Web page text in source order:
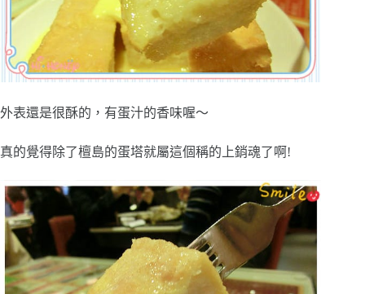
外表還是很酥的，有蛋汁的香味喔～
真的覺得除了檀島的蛋塔就屬這個稱的上銷魂了啊!